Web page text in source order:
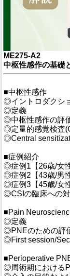
ME275-A2
中枢性感作の基礎
■中枢性感作
◎イントロダクシ
◎定義
◎中枢性感作の評
◎定量的感覚検査
◎Central
■症例紹介
◎症例1【26歳/女
◎症例2【43歳/男
◎症例3【45歳/女
◎CSIの臨床への
■Pain
◎定義
◎PNEのための評
◎First session/
■Perioperative
◎周術期における